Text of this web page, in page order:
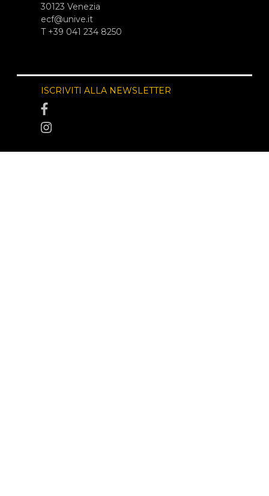
30123 Venezia
ecf@unive.it
T +39 041 234 8250
ISCRIVITI ALLA NEWSLETTER